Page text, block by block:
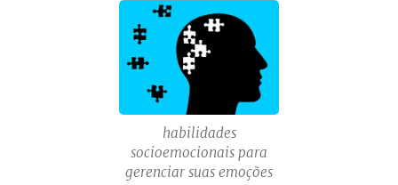
habilidades
socioemocionais para
gerenciar suas emoções